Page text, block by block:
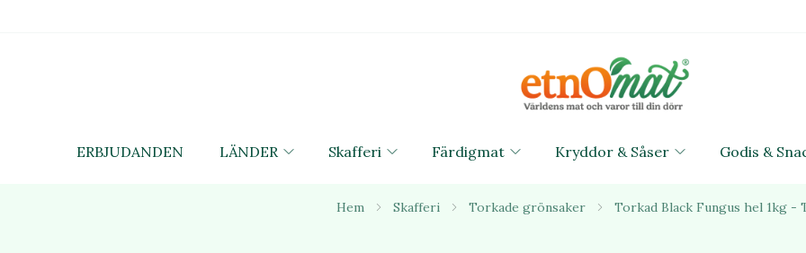
ERBJUDANDEN LÄNDER Skafferi Färdigmat Kryddor & Såser Godis &
Hem Skafferi Torkade grönsaker Torkad Black Fungus hel 1kg -